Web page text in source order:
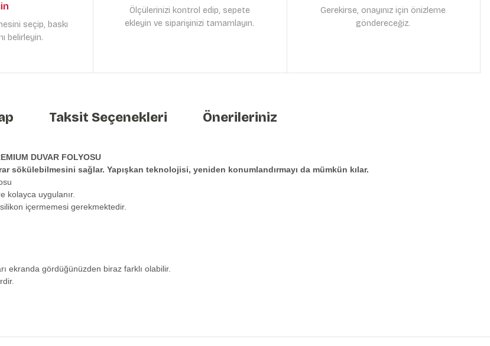
seçip, baskı
belirleyin.
Ölçülerinizi kontrol edip, sepete
ekleyin ve siparişinizi tamamlayın.
Gerekirse, onayınız için önizleme
göndereceğiz.
Taksit Seçenekleri Önerileriniz
DUVAR FOLYOSU
sökülebilmesini sağlar. Yapışkan teknolojisi, yeniden konumlandırmayı da mümkün kılar.
kolayca uygulanır.
içermemesi gerekmektedir.
ekranda gördüğünüzden biraz farklı olabilir.